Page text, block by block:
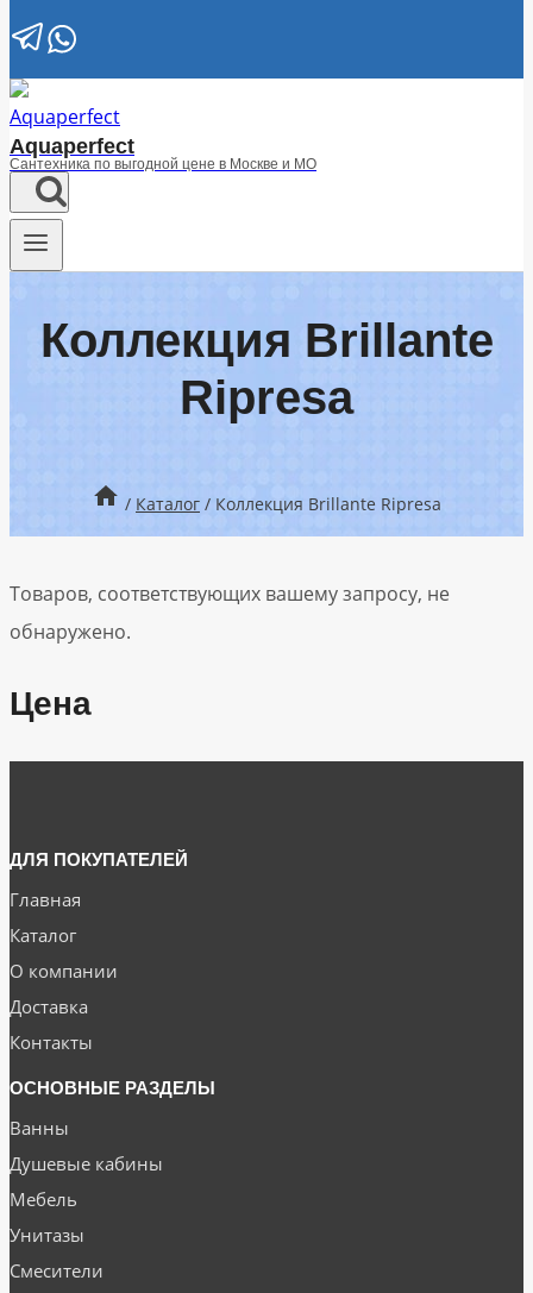
Aquaperfect
Сантехника по выгодной цене в Москве и МО
Коллекция Brillante
Ripresa
/ Каталог / Коллекция Brillante Ripresa
Товаров, соответствующих вашему запросу, не
обнаружено.
Цена
ДЛЯ ПОКУПАТЕЛЕЙ
Главная
Каталог
О компании
Доставка
Контакты
ОСНОВНЫЕ РАЗДЕЛЫ
Ванны
Душевые кабины
Мебель
Унитазы
Смесители